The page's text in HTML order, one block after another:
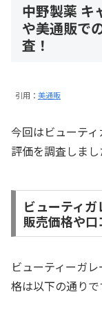
中野製薬 キ
や美通販で
査！
引用： 美通販
今回はビューテ
評価を調査しまし
ビューティ
販売価格や口
ビューティーガ
格は以下の通りで